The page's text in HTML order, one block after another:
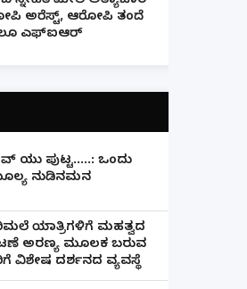
ಅರೆಸ್ಟ್, ಆರೋಪಿ ತಂದೆ
ಎಫ್ಐಆರ್
ಯು ಪುಟ್ಟ.....: ಒಂದು
ನುಡಿನಮನ
ಯಾತ್ರಿಗಳಿಗೆ ಮಹತ್ವದ
ಅರಣ್ಯ ಮೂಲಕ ಬರುವ
ವಿಶೇಷ ದರ್ಶನದ ವ್ಯವಸ್ಥೆ